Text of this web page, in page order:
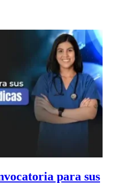
para sus